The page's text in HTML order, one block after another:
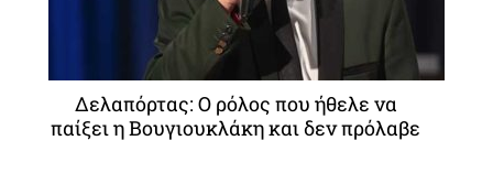
Δελαπόρτας: Ο ρόλος που ήθελε να
παίξει η Βουγιουκλάκη και δεν πρόλαβε